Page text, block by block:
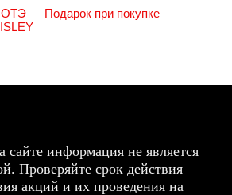
— Подарок при покупке
сайте информация не является
Проверяйте срок действия
акций и их проведения на